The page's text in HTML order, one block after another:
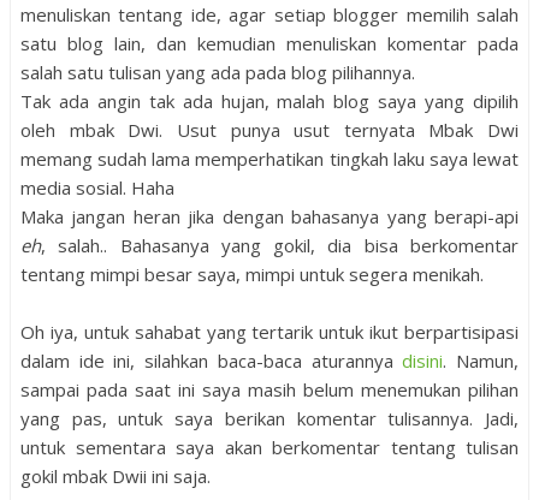
menuliskan tentang ide, agar setiap blogger memilih salah
satu blog lain, dan kemudian menuliskan komentar pada
salah satu tulisan yang ada pada blog pilihannya.
Tak ada angin tak ada hujan, malah blog saya yang dipilih
oleh mbak Dwi. Usut punya usut ternyata Mbak Dwi
memang sudah lama memperhatikan tingkah laku saya lewat
media sosial. Haha
Maka jangan heran jika dengan bahasanya yang berapi-api
eh, salah.. Bahasanya yang gokil, dia bisa berkomentar
tentang mimpi besar saya, mimpi untuk segera menikah.
Oh iya, untuk sahabat yang tertarik untuk ikut berpartisipasi
dalam ide ini, silahkan baca-baca aturannyadisini. Namun,
sampai pada saat ini saya masih belum menemukan pilihan
yang pas, untuk saya berikan komentar tulisannya. Jadi,
untuk sementara saya akan berkomentar tentang tulisan
gokil mbak Dwii ini saja.